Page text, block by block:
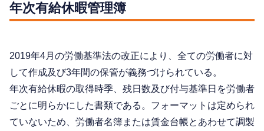
年次有給休暇管理簿
2019年4月の労働基準法の改正により、全ての労働者に対
して作成及び3年間の保管が義務づけられている。
年次有給休暇の取得時季、残日数及び付与基準日を労働者
ごとに明らかにした書類である。フォーマットは定められ
ていないため、労働者名簿または賃金台帳とあわせて調製